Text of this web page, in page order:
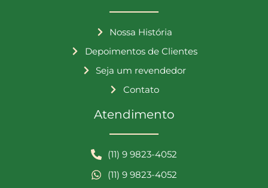
Nossa História
Depoimentos de Clientes
Seja um revendedor
Contato
Atendimento
(11) 9 9823-4052
(11) 9 9823-4052